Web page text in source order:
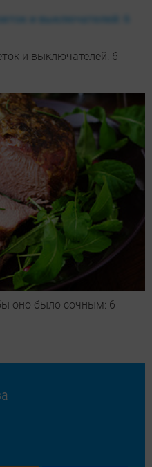
и выключателей: 6
оно было сочным: 6